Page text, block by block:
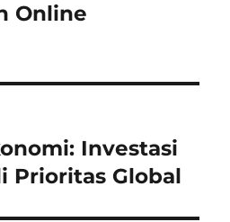
Online
Investasi
Prioritas Global